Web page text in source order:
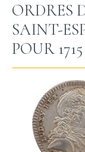
ORDRES
SAINT-
POUR 1715